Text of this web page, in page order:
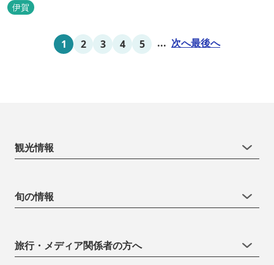
伊賀
1 2 3 4 5 ... 次へ最後へ
観光情報
旬の情報
旅行・メディア関係者の方へ